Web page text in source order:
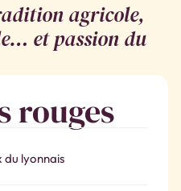
agricole,
et passion du
rouges
du lyonnais